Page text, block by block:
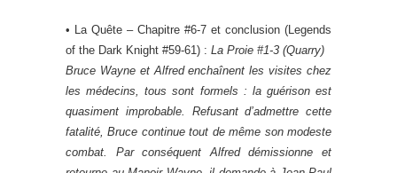
• La Quête – Chapitre #6-7 et conclusion (Legends
of the Dark Knight #59-61) : La Proie #1-3 (Quarry)
Bruce Wayne et Alfred enchaînent les visites chez
les médecins, tous sont formels : la guérison est
quasiment improbable. Refusant d’admettre cette
fatalité, Bruce continue tout de même son modeste
combat. Par conséquent Alfred démissionne et